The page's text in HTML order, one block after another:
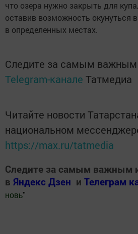
что озера нужно закрыть для
оставив возможность окунуться
в определенных местах.
Следите за самым
Telegram-канале Татмедиа
Читайте новости
национальном
https://max.ru/tatmedia
Следите за самым важным
в Яндекс Дзен и Телеграм
новь"